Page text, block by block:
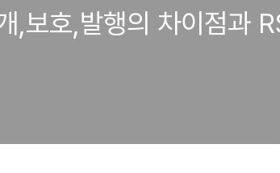
,보호,발행의 차이점과